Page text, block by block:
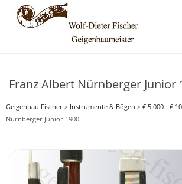
Franz Albert Nürnberger Junior
Geigenbau Fischer > Instrumente & Bögen > € 5.000 - €
Nürnberger Junior 1900